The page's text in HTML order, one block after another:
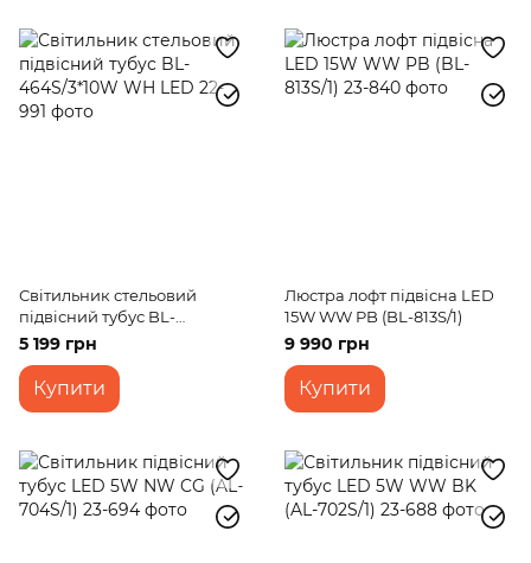
Світильник стельовий
підвісний тубус BL-
464S/3*10W WH LED
5 199 грн
Купити
Люстра лофт підвісна LED
15W WW PB (BL-813S/1)
9 990 грн
Купити